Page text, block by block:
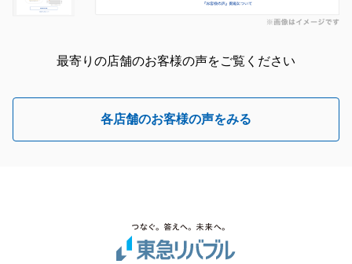
最寄りの店舗のお客様の声をご覧ください
各店舗のお客様の声をみる